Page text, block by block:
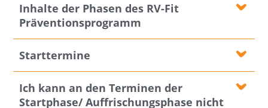
Inhalte der Phasen des RV-Fit
Präventionsprogramm
Starttermine
Ich kann an den Terminen der
Startphase/ Auffrischungsphase nicht